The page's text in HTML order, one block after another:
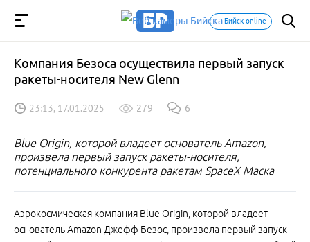
Бийск-online
Компания Безоса осуществила первый запуск
ракеты-носителя New Glenn
23:13, 17.01.2025 279 6
Blue Origin, которой владеет основатель Amazon,
произвела первый запуск ракеты-носителя,
потенциального конкурента ракетам SpaceX Маска
Аэрокосмическая компания Blue Origin, которой владеет
основатель Amazon Джефф Безос, произвела первый запуск